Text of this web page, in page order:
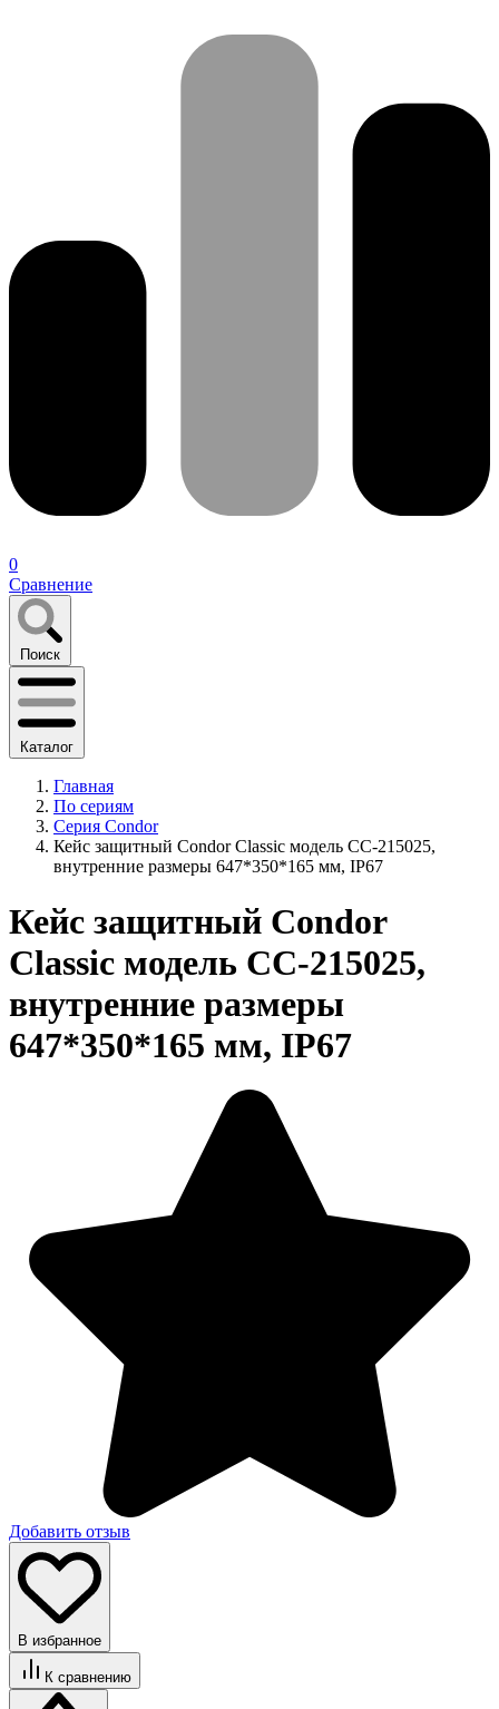
0
Сравнение
Поиск
Каталог
Главная
По сериям
Серия Condor
Кейс защитный Condor Classic модель CC-215025,
внутренние размеры 647*350*165 мм, IP67
Кейс защитный Condor
Classic модель CC-215025,
внутренние размеры
647*350*165 мм, IP67
Добавить отзыв
В избранное
К сравнению